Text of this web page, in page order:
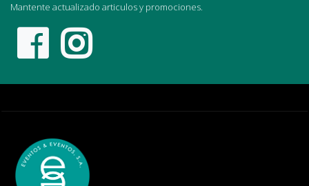
Mantente actualizado articulos y promociones.